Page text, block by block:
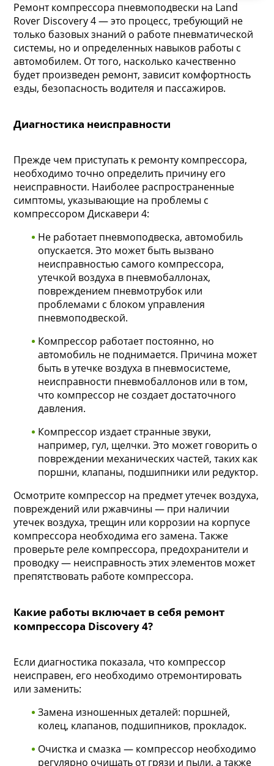
Ремонт компрессора пневмоподвески на Land
Rover Discovery 4 — это процесс, требующий не
только базовых знаний о работе пневматической
системы, но и определенных навыков работы с
автомобилем. От того, насколько качественно
будет произведен ремонт, зависит комфортность
езды, безопасность водителя и пассажиров.
Диагностика неисправности
Прежде чем приступать к ремонту компрессора,
необходимо точно определить причину его
неисправности. Наиболее распространенные
симптомы, указывающие на проблемы с
компрессором Дискавери 4:
Не работает пневмоподвеска, автомобиль
опускается. Это может быть вызвано
неисправностью самого компрессора,
утечкой воздуха в пневмобаллонах,
повреждением пневмотрубок или
проблемами с блоком управления
пневмоподвеской.
Компрессор работает постоянно, но
автомобиль не поднимается. Причина может
быть в утечке воздуха в пневмосистеме,
неисправности пневмобаллонов или в том,
что компрессор не создает достаточного
давления.
Компрессор издает странные звуки,
например, гул, щелчки. Это может говорить о
повреждении механических частей, таких как
поршни, клапаны, подшипники или редуктор.
Осмотрите компрессор на предмет утечек воздуха,
повреждений или ржавчины — при наличии
утечек воздуха, трещин или коррозии на корпусе
компрессора необходима его замена. Также
проверьте реле компрессора, предохранители и
проводку — неисправность этих элементов может
препятствовать работе компрессора.
Какие работы включает в себя ремонт
компрессора Discovery 4?
Если диагностика показала, что компрессор
неисправен, его необходимо отремонтировать
или заменить:
Замена изношенных деталей: поршней,
колец, клапанов, подшипников, прокладок.
Очистка и смазка — компрессор необходимо
регулярно очищать от грязи и пыли, а также